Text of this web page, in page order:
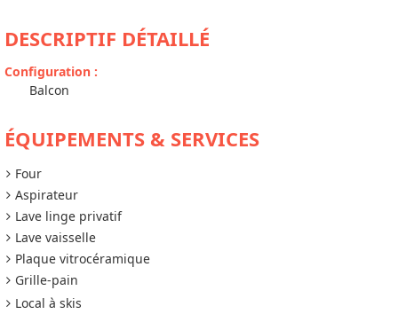
DESCRIPTIF DÉTAILLÉ
Configuration :
Balcon
ÉQUIPEMENTS & SERVICES
Four
Aspirateur
Lave linge privatif
Lave vaisselle
Plaque vitrocéramique
Grille-pain
Local à skis